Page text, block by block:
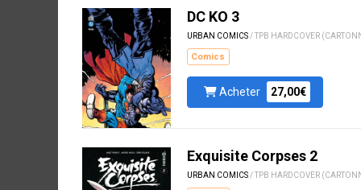
DC KO 3
URBAN COMICS / TPB HARDCOVER
Comics
Acheter 27,00€
Exquisite Corpses 2
URBAN COMICS / TPB HARDCOVER